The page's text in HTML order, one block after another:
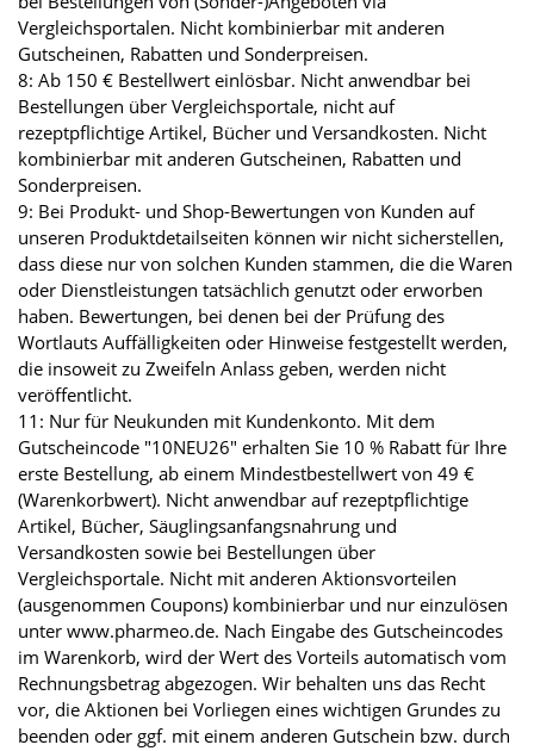
Vergleichsportalen. Nicht kombinierbar mit anderen
Gutscheinen, Rabatten und Sonderpreisen.
8: Ab 150 € Bestellwert einlösbar. Nicht anwendbar bei
Bestellungen über Vergleichsportale, nicht auf
rezeptpflichtige Artikel, Bücher und Versandkosten. Nicht
kombinierbar mit anderen Gutscheinen, Rabatten und
Sonderpreisen.
9: Bei Produkt- und Shop-Bewertungen von Kunden auf
unseren Produktdetailseiten können wir nicht sicherstellen,
dass diese nur von solchen Kunden stammen, die die Waren
oder Dienstleistungen tatsächlich genutzt oder erworben
haben. Bewertungen, bei denen bei der Prüfung des
Wortlauts Auffälligkeiten oder Hinweise festgestellt werden,
die insoweit zu Zweifeln Anlass geben, werden nicht
veröffentlicht.
11: Nur für Neukunden mit Kundenkonto. Mit dem
Gutscheincode "10NEU26" erhalten Sie 10 % Rabatt für Ihre
erste Bestellung, ab einem Mindestbestellwert von 49 €
(Warenkorbwert). Nicht anwendbar auf rezeptpflichtige
Artikel, Bücher, Säuglingsanfangsnahrung und
Versandkosten sowie bei Bestellungen über
Vergleichsportale. Nicht mit anderen Aktionsvorteilen
(ausgenommen Coupons) kombinierbar und nur einzulösen
unter www.pharmeo.de. Nach Eingabe des Gutscheincodes
im Warenkorb, wird der Wert des Vorteils automatisch vom
Rechnungsbetrag abgezogen. Wir behalten uns das Recht
vor, die Aktionen bei Vorliegen eines wichtigen Grundes zu
beenden oder ggf. mit einem anderen Gutschein bzw. durch